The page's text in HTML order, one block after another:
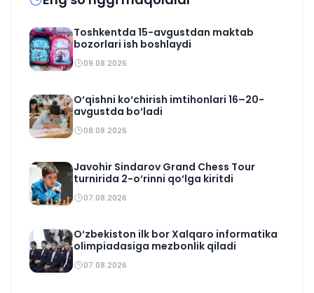
Toshkentda 15-avgustdan maktab
bozorlari ish boshlaydi
09.08.2026
O‘qishni ko‘chirish imtihonlari 16–20-
avgustda bo‘ladi
08.08.2026
Javohir Sindarov Grand Chess Tour
turnirida 2-o‘rinni qo‘lga kiritdi
07.08.2026
O‘zbekiston ilk bor Xalqaro informatika
olimpiadasiga mezbonlik qiladi
07.08.2026